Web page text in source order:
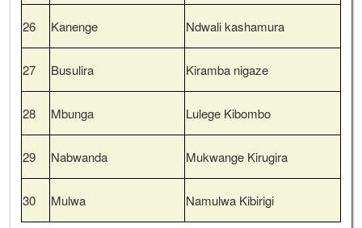
26 Kanenge Ndwali kashamura
27 Busulira Kiramba nigaze
28 Mbunga Lulege Kibombo
29 Nabwanda Mukwange Kirugira
30 Mulwa Namulwa Kibirigi